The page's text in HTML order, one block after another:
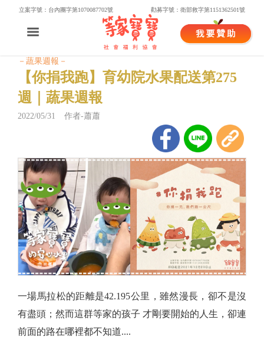
立案字號：台內團字第1070087702號 勸募字號：衛部救字第1151362501號
－蔬果週報－
【你捐我跑】育幼院水果配送第275
週｜蔬果週報
2022/05/31 作者-蕭蕭
一場馬拉松的距離是42.195公里，雖然漫長，卻不是沒
有盡頭；然而這群等家的孩子 才剛要開始的人生，卻連
前面的路在哪裡都不知道....